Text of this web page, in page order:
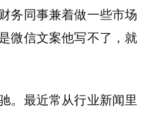
务同事兼着做一些市场
微信文案他写不了，就
。最近常从行业新闻里